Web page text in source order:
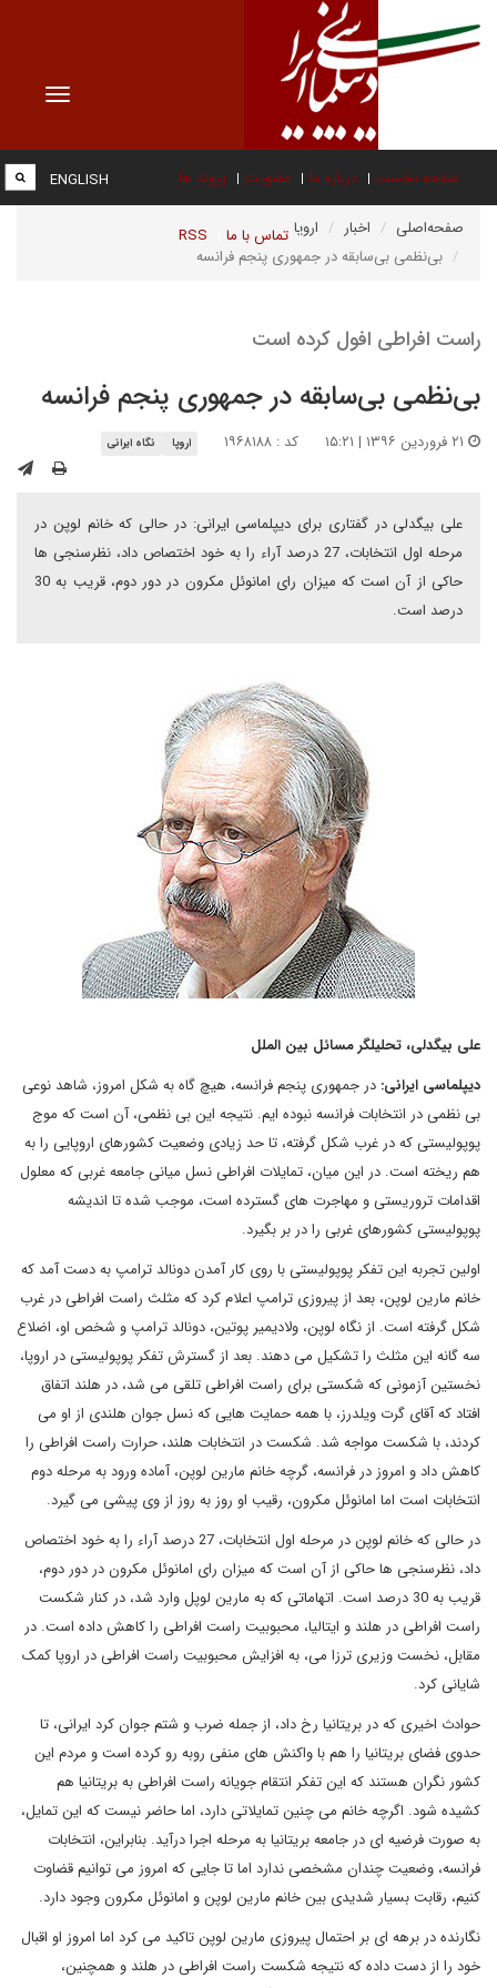
Toggle
صفحه نخست درباره ما عضویت پیوند ها
تماس با ما RSS
ENGLISH
صفحه‌اصلی اخبار
اروپا
بی‌نظمی بی‌سابقه در جمهوری پنجم فرانسه
راست افراطی افول کرده است
بی‌نظمی بی‌سابقه در جمهوری پنجم فرانسه
کد : ۱۹۶۸۱۸۸ اروپا نگاه ایرانی
علی بیگدلی در گفتاری برای دیپلماسی ایرانی: در حالی که خانم لوپن در
مرحله اول انتخابات، 27 درصد آراء را به خود اختصاص داد، نظرسنجی ها
حاکی از آن است که میزان رای امانوئل مکرون در دور دوم، قریب به 30
درصد است.
علی بیگدلی، تحلیلگر مسائل بین الملل
دیپلماسی ایرانی: در جمهوری پنجم فرانسه، هیچ گاه به شکل امروز، شاهد نوعی
بی نظمی در انتخابات فرانسه نبوده ایم. نتیجه این بی نظمی، آن است که موج
پوپولیستی که در غرب شکل گرفته، تا حد زیادی وضعیت کشورهای اروپایی را به
هم ریخته است. در این میان، تمایلات افراطی نسل میانی جامعه غربی که معلول
اقدامات تروریستی و مهاجرت های گسترده است، موجب شده تا اندیشه
پوپولیستی کشورهای غربی را در بر بگیرد.
اولین تجربه این تفکر پوپولیستی با روی کار آمدن دونالد ترامپ به دست آمد که
خانم مارین لوپن، بعد از پیروزی ترامپ اعلام کرد که مثلث راست افراطی در غرب
شکل گرفته است. از نگاه لوپن، ولادیمیر پوتین، دونالد ترامپ و شخص او، اضلاع
سه گانه این مثلث را تشکیل می دهند. بعد از گسترش تفکر پوپولیستی در اروپا،
نخستین آزمونی که شکستی برای راست افراطی تلقی می شد، در هلند اتفاق
افتاد که آقای گرت ویلدرز، با همه حمایت هایی که نسل جوان هلندی از او می
کردند، با شکست مواجه شد. شکست در انتخابات هلند، حرارت راست افراطی را
کاهش داد و امروز در فرانسه، گرچه خانم مارین لوپن، آماده ورود به مرحله دوم
انتخابات است اما امانوئل مکرون، رقیب او روز به روز از وی پیشی می گیرد.
در حالی که خانم لوپن در مرحله اول انتخابات، 27 درصد آراء را به خود اختصاص
داد، نظرسنجی ها حاکی از آن است که میزان رای امانوئل مکرون در دور دوم،
قریب به 30 درصد است. اتهاماتی که به مارین لوپل وارد شد، در کنار شکست
راست افراطی در هلند و ایتالیا، محبوبیت راست افراطی را کاهش داده است. در
مقابل، نخست وزیری ترزا می، به افزایش محبوبیت راست افراطی در اروپا کمک
شایانی کرد.
حوادث اخیری که در بریتانیا رخ داد، از جمله ضرب و شتم جوان کرد ایرانی، تا
حدوی فضای بریتانیا را هم با واکنش های منفی روبه رو کرده است و مردم این
کشور نگران هستند که این تفکر انتقام جویانه راست افراطی به بریتانیا هم
کشیده شود. اگرچه خانم می چنین تمایلاتی دارد، اما حاضر نیست که این تمایل،
به صورت فرضیه ای در جامعه بریتانیا به مرحله اجرا درآید. بنابراین، انتخابات
فرانسه، وضعیت چندان مشخصی ندارد اما تا جایی که امروز می توانیم قضاوت
کنیم، رقابت بسیار شدیدی بین خانم مارین لوپن و امانوئل مکرون وجود دارد.
نگارنده در برهه ای بر احتمال پیروزی مارین لوپن تاکید می کرد اما امروز او اقبال
خود را از دست داده که نتیجه شکست راست افراطی در هلند و همچنین،